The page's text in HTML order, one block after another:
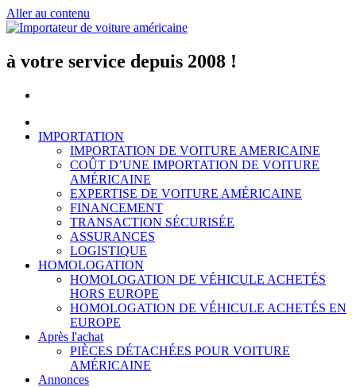
Aller au contenu
à votre service depuis 2008 !
IMPORTATION
IMPORTATION DE VOITURE AMERICAINE
COÛT D’UNE IMPORTATION DE VOITURE
AMÉRICAINE
EXPERTISE DE VOITURE AMÉRICAINE
FINANCEMENT
TRANSACTION SÉCURISÉE
ASSURANCES
LOGISTIQUE
HOMOLOGATION
HOMOLOGATION DE VÉHICULE ACHETÉS
HORS EUROPE
HOMOLOGATION DE VÉHICULE ACHETÉS EN
EUROPE
Après l'achat
PIÈCES DÉTACHÉES POUR VOITURE
AMÉRICAINE
Annonces